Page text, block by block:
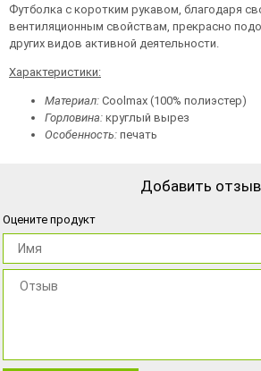
Футболка с коротким рукавом, благодаря
вентиляционным свойствам, прекрасно
других видов активной деятельности.
Характеристики:
Материал: Coolmax (100% полиэстер)
Горловина: круглый вырез
Особенность: печать
Добавить отзыв
Оцените продукт